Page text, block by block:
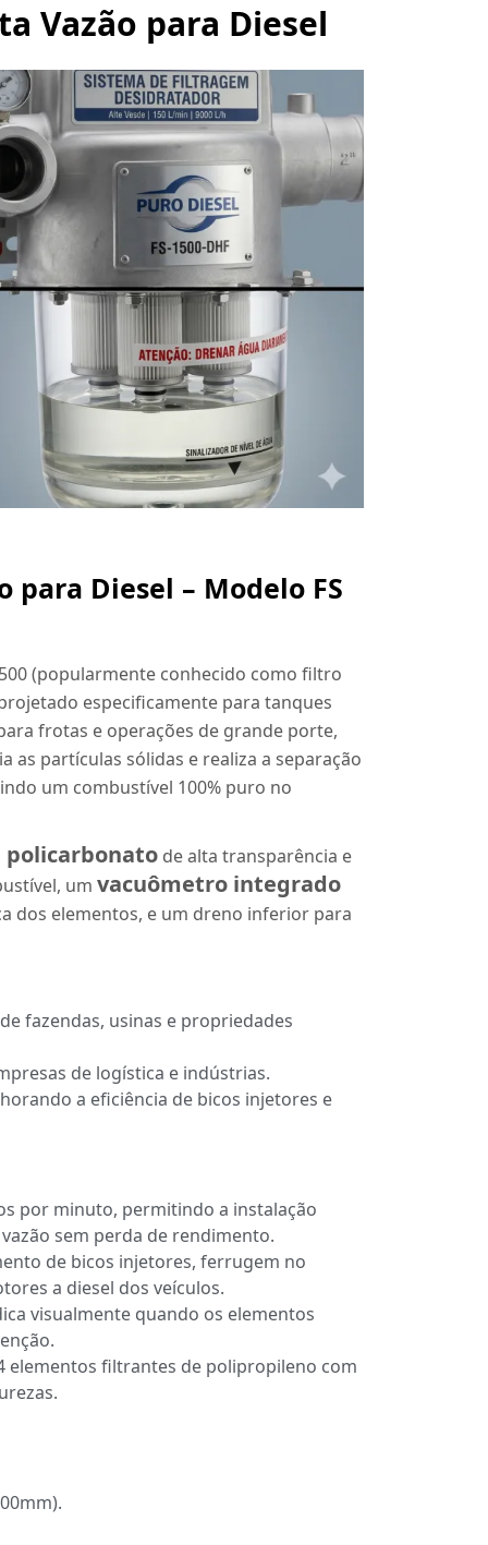
Vazão para Diesel
Diesel – Modelo FS
(popularmente conhecido como filtro
especificamente para tanques
frotas e operações de grande porte,
as partículas sólidas e realiza a separação
um combustível 100% puro no
policarbonato de alta transparência e
um vacuômetro integrado
dos elementos, e um dreno inferior para
fazendas, usinas e propriedades
de logística e indústrias.
a eficiência de bicos injetores e
por minuto, permitindo a instalação
sem perda de rendimento.
de bicos injetores, ferrugem no
a diesel dos veículos.
visualmente quando os elementos
elementos filtrantes de polipropileno com